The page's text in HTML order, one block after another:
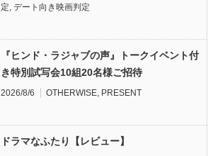
定, デート向き映画判定
『ヒンド・ラジャブの声』トークイベント付
き特別試写会10組20名様ご招待
2026/8/6 OTHERWISE, PRESENT
ドラマなふたり【レビュー】